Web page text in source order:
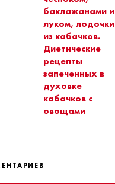
баклажанами и
луком, лодочки
из кабачков.
Диетические
рецепты
запеченных в
духовке
кабачков с
овощами